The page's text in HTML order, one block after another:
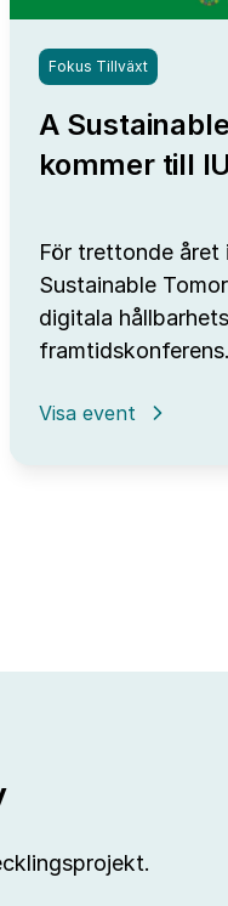
Fokus Tillväxt
A
kommer till
För trettonde året
Sustainable
digitala
Visa event
: